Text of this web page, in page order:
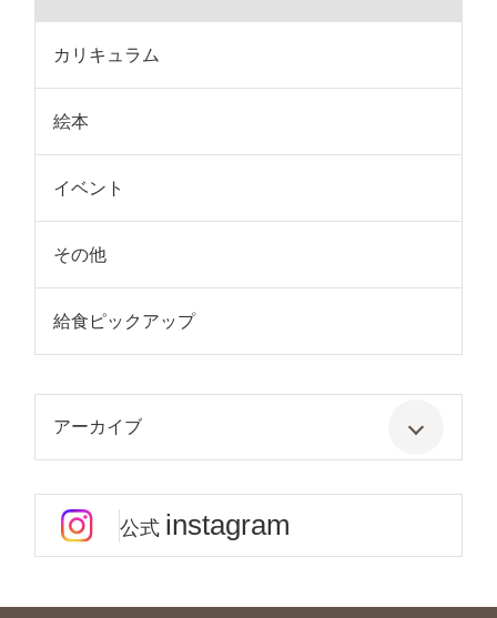
カリキュラム
絵本
イベント
その他
給食ピックアップ
アーカイブ
公式 instagram